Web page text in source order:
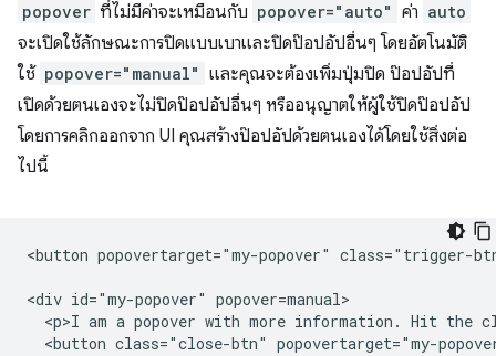
popover ที่ไม่มีค่าจะเหมือนกับ popover="auto" ค่า auto
จะเปิดใช้ลักษณะการปิดแบบเบาและปิดป๊อปอัปอื่นๆ โดยอัตโนมัติ
ใช้ popover="manual" และคุณจะต้องเพิ่มปุ่มปิด ป๊อปอัปที่
เปิดด้วยตนเองจะไม่ปิดป๊อปอัปอื่นๆ หรืออนุญาตให้ผู้ใช้ปิดป๊อปอัป
โดยการคลิกออกจาก UI คุณสร้างป๊อปอัปด้วยตนเองได้โดยใช้สิ่งต่อ
ไปนี้
<button popovertarget="my-popover" class="trigger-
<div id="my-popover" popover=manual>
<p>I am a popover with more information. Hit the
<button class="close-btn" popovertarget="my-